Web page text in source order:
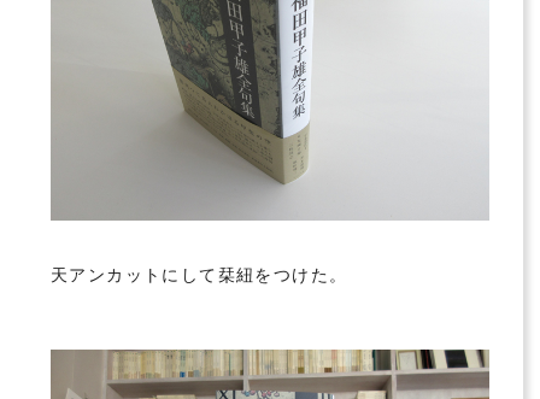
天アンカットにして栞紐をつけた。